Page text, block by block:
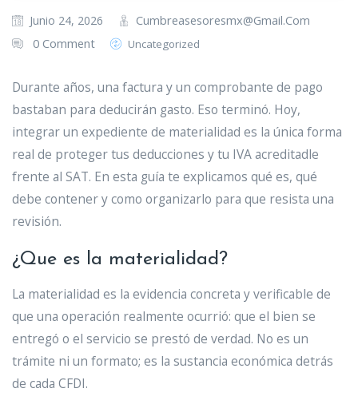
Junio 24, 2026
Cumbreasesoresmx@gmail.com
0 Comment
Uncategorized
Durante años, una factura y un comprobante de pago
bastaban para deducirán gasto. Eso terminó. Hoy,
integrar un expediente de materialidad es la única forma
real de proteger tus deducciones y tu IVA acreditadle
frente al SAT. En esta guía te explicamos qué es, qué
debe contener y como organizarlo para que resista una
revisión.
¿Que es la materialidad?
La materialidad es la evidencia concreta y verificable de
que una operación realmente ocurrió: que el bien se
entregó o el servicio se prestó de verdad. No es un
trámite ni un formato; es la sustancia económica detrás
de cada CFDI.